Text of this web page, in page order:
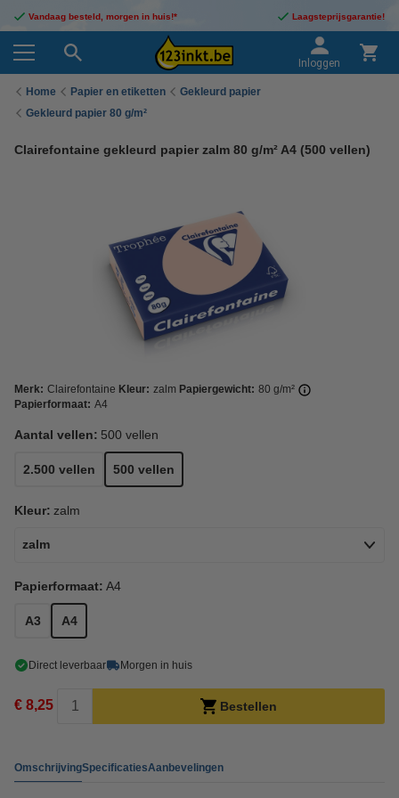
Vandaag besteld, morgen in huis!* Laagsteprijsgarantie!
Inloggen
Home Papier en etiketten
Gekleurd papier
Gekleurd papier 80 g/m²
Clairefontaine gekleurd papier zalm 80 g/m² A4 (500 vellen)
Merk: Clairefontaine Kleur: zalm Papiergewicht: 80 g/m²
Papierformaat: A4
Aantal vellen: 500 vellen
2.500 vellen 500 vellen
Kleur: zalm
zalm
Papierformaat: A4
A3 A4
Direct leverbaar Morgen in huis
€ 8,25 Bestellen
OmschrijvingSpecificatiesAanbevelingen